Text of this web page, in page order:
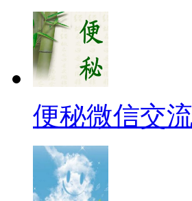
便秘微信交